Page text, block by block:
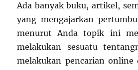
Ada banyak buku, artikel,
yang mengajarkan
menurut Anda topik ini
melakukan sesuatu
melakukan pencarian online